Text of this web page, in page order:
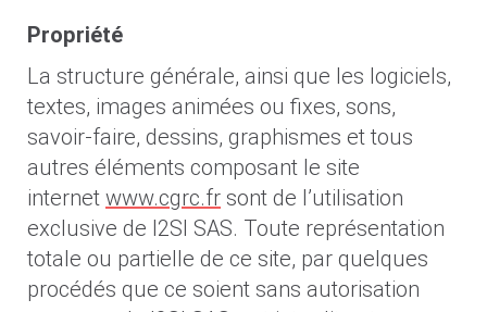
Propriété
La structure générale, ainsi que les logiciels,
textes, images animées ou fixes, sons,
savoir-faire, dessins, graphismes et tous
autres éléments composant le site
internet www.cgrc.fr sont de l’utilisation
exclusive de I2SI SAS. Toute représentation
totale ou partielle de ce site, par quelques
procédés que ce soient sans autorisation